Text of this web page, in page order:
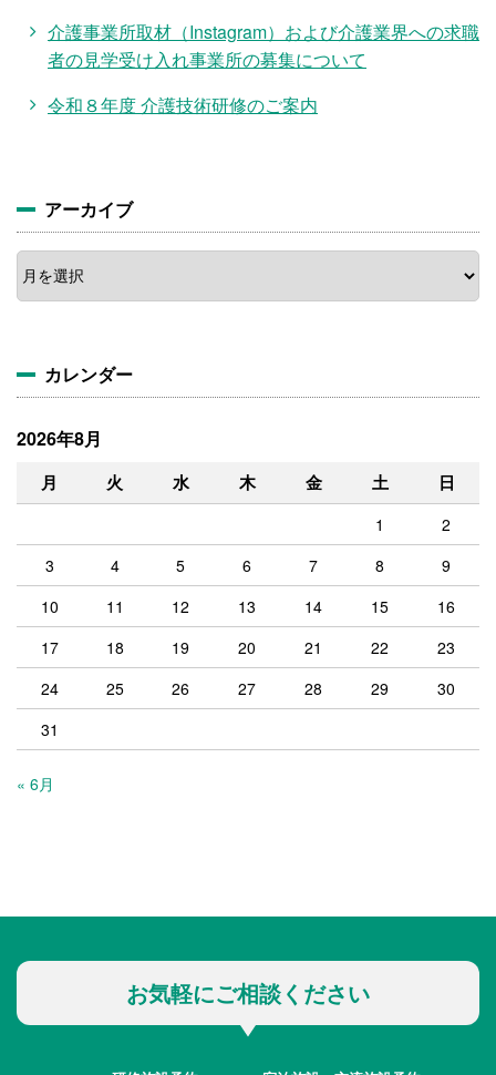
介護事業所取材（Instagram）および介護業界への求職
者の見学受け入れ事業所の募集について
令和８年度 介護技術研修のご案内
アーカイブ
ア
ー
カ
カレンダー
2026年8月
月 火 水 木 金 土 日
1
2
3
4 5 6 7 8
9
10
11 12 13 14 15
16
17
18 19 20 21 22
23
24
25 26 27 28 29
30
31
« 6月
お気軽にご相談ください